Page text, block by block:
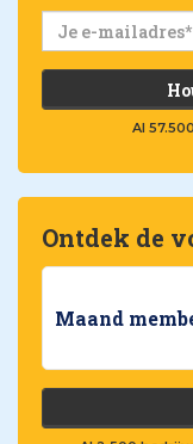
Al
Ontdek de
Maand